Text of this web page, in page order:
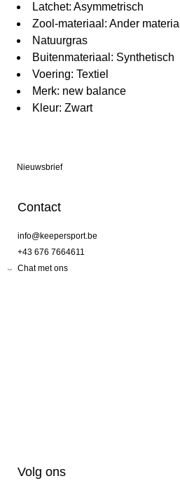
Latchet: Asymmetrisch
Zool-materiaal: Ander
Natuurgras
Buitenmateriaal: Synthetisch
Voering: Textiel
Merk: new balance
Kleur: Zwart
Nieuwsbrief
Contact
info@keepersport.be
+43 676 7664611
Chat met ons
Volg ons